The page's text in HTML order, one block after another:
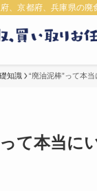
、京都府、兵庫県の
知識 “廃油泥棒”って本
て本当に